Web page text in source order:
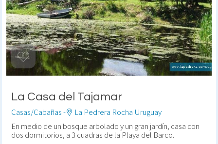
La Casa del Tajamar
Casas/Cabañas -
La Pedrera Rocha Uruguay
En medio de un bosque arbolado y un gran jardín, casa con
dos dormitorios, a 3 cuadras de la Playa del Barco.